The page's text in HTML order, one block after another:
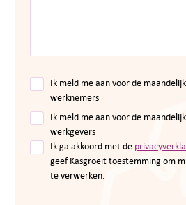
Telefoon:
E-mail:
Adviesgesprek
Ik meld me aan voor de
werknemers
Ik meld me aan voor de
werkgevers
Ik ga akkoord met de
geef Kasgroeit toestemming om
te verwerken.